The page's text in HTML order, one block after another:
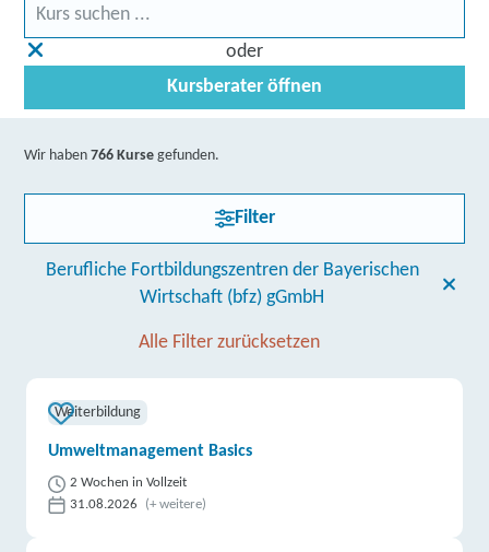
oder
Kursberater öffnen
Wir haben766 Kurse gefunden.
Filter
Berufliche Fortbildungszentren der Bayerischen
Wirtschaft (bfz) gGmbH
Alle Filter zurücksetzen
Weiterbildung
Umweltmanagement Basics
2 Wochen in Vollzeit
31.08.2026
(+ weitere)